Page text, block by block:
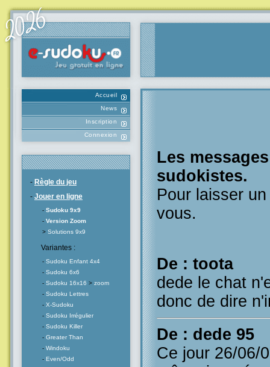
Accueil
News
Inscription
Connexion
- Règle du jeu
- Jouer en ligne
- Sudoku 9x9
- Version Zoom
> Solutions 9x9
Variantes :
- Sudoku Enfant 4x4
- Sudoku 6x6
- Sudoku 16x16 > zoom
- Sudoku Lettres
- X-Sudoku
- Sudoku Irrégulier
- Sudoku Killer
- Greater Than
- Windoku
- Even/Odd
Les
sudokistes.
Pour laisser
vous.
De : toota
dede le chat
donc de dire
De : dede 95
Ce jour 26/06/